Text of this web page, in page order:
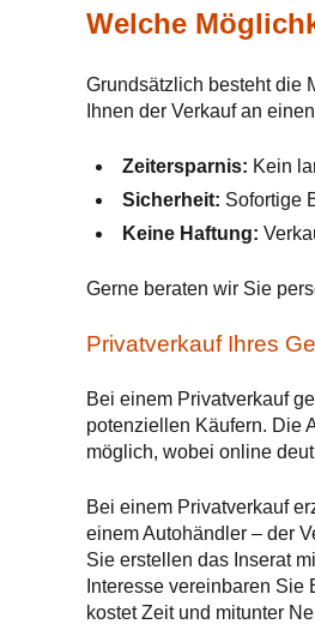
Welche
Grundsätzlich besteht die
Ihnen der Verkauf an
Zeitersparnis: Kein
Sicherheit: Sofortige
Keine Haftung:
Gerne beraten wir Sie
Privatverkauf Ihres
Bei einem Privatverkauf
potenziellen Käufern. Die
möglich, wobei online
Bei einem Privatverkauf
einem Autohändler – der
Sie erstellen das Inserat
Interesse vereinbaren
kostet Zeit und mitunter